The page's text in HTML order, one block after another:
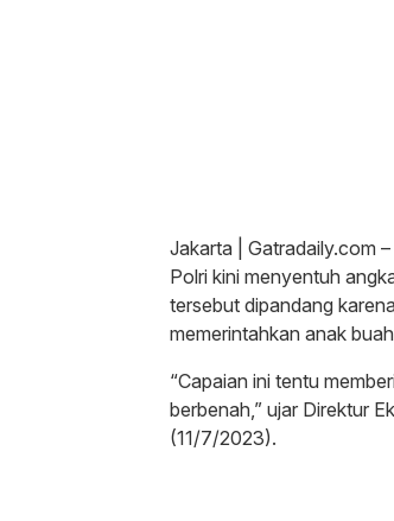
Jakarta | Gatradaily.com
Polri kini menyentuh
tersebut dipandang
memerintahkan anak
“Capaian ini tentu
berbenah,” ujar Direktur
(11/7/2023).